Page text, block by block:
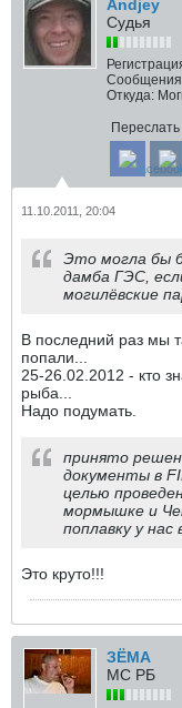
Andjey
Судья
Откуда:
11.10.2011, 20:04
Это могла бы
дамба ГЭС,
могилёвские
В последний раз мы
попали...
25-26.02.2012 - кто
рыба...
Надо подумать.
принято
документы в
целью
мормышке и
поплавку у нас
Это круто!!!
ЗЁМА
МС РБ